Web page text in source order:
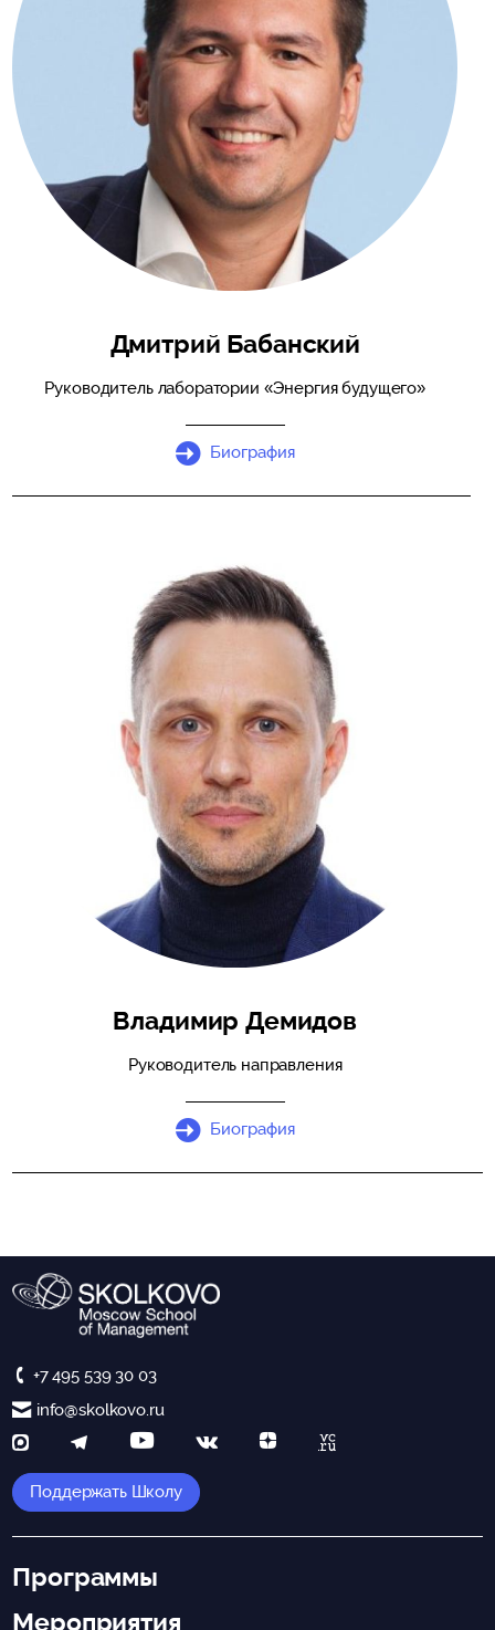
Дмитрий Бабанский
Руководитель лаборатории «Энергия будущего»
Биография
Владимир Демидов
Руководитель направления
Биография
+7 495 539 30 03
info@skolkovo.ru
Поддержать Школу
Программы
Мероприятия